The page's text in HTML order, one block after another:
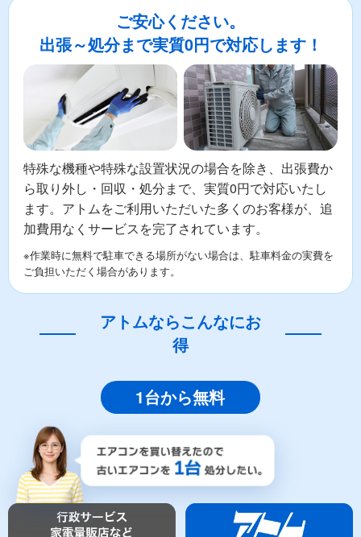
ご安心ください。
出張～処分まで実質0円で対応します！
特殊な機種や特殊な設置状況の場合を除き、出張費か
ら取り外し・回収・処分まで、実質0円で対応いたし
ます。アトムをご利用いただいた多くのお客様が、追
加費用なくサービスを完了されています。
※作業時に無料で駐車できる場所がない場合は、駐車料金の実費を
ご負担いただく場合があります。
アトムならこんなにお
得
1台から無料